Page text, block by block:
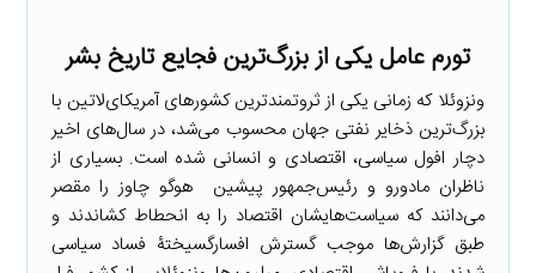
تورم عامل یکی از بزرگ‌ترین فجایع تاریخ بشر
ونزوئلا که زمانی یکی از ثروتمندترین کشورهای آمریکای‌لاتین با
بزرگ‌ترین ذخایر نفتی جهان محسوب می‌شد، در سال‌های اخیر
دچار افول سیاسی، اقتصادی و انسانی شده است. بسیاری از
ناظران مادورو و رئیس‌جمهور پیشین هوگو چاوز را مقصر
می‌دانند که سیاست‌هایشان اقتصاد را به انحطاط کشاندند و
طبق گزارش‌ها موجب گسترش افسارگسیختۀ فساد سیاسی